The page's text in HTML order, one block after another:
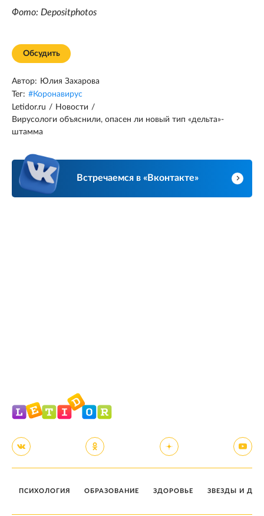
Фото: Depositphotos
Обсудить
Автор: Юлия Захарова
Тег: #Коронавирус
Letidor.ru / Новости /
Вирусологи объяснили, опасен ли новый тип «дельта»-
штамма
Встречаемся в «Вконтакте»
ПСИХОЛОГИЯ ОБРАЗОВАНИЕ ЗДОРОВЬЕ ЗВЕЗДЫ И